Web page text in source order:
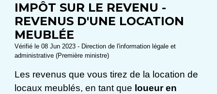
IMPÔT SUR LE REVENU -
REVENUS D'UNE LOCATION
MEUBLÉE
Vérifié le 08 Jun 2023 - Direction de l'information légale et
administrative (Première ministre)
Les revenus que vous tirez de la location de
locaux meublés, en tant que loueur en